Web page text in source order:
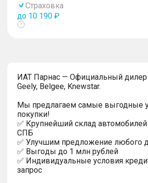
Страховка
до 10 190 ₽
Показать
ИAT Парнас — Официальный
Geely, Belgee, Knewstar.
Мы предлагаем самые выгодные
покупки!
✅ Крупнейший склад
СПБ
✅ Улучшим предложение любого
✅ Выгoды до 1 млн рублей
✅ Индивидуальные условия
запрос